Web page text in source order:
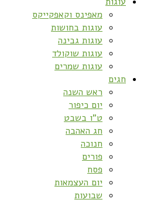
מאפינס וקאפקייקס
עוגות בחושות
עוגות גבינה
עוגות שוקולד
עוגות שמרים
חגים
ראש השנה
יום כיפור
ט”ו בשבט
חג האהבה
חנוכה
פורים
פסח
יום העצמאות
שבועות